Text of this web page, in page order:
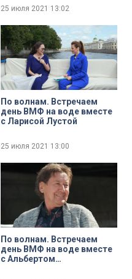
Русского
общества, водолаз-
исследователь Сергей
Фокин
25 июля 2021 13:02
По волнам. Встречаем
день ВМФ на воде вместе
с Ларисой Лустой
25 июля 2021 13:00
По волнам. Встречаем
день ВМФ на воде вместе
с Альбертом